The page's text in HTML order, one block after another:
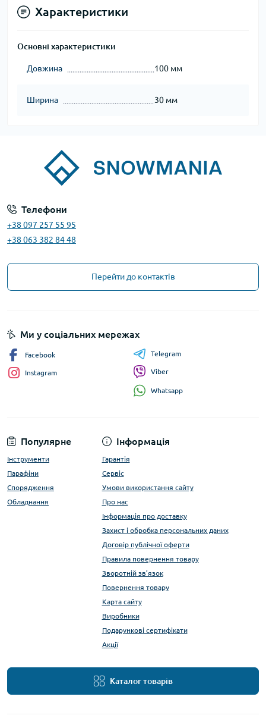
Характеристики
Основні характеристики
Довжина 100 мм
Ширина 30 мм
Телефони
+38 097 257 55 95
+38 063 382 84 48
Перейти до контактів
Популярне
Інструменти
Парафіни
Спорядження
Обладнання
Інформація
Гарантія
Сервіс
Умови використання сайту
Про нас
Інформація про доставку
Захист і обробка персональних даних
Договір публічної оферти
Правила повернення товару
Зворотній зв’язок
Повернення товару
Карта сайту
Виробники
Подарункові сертифікати
Акції
Каталог товарів
Ми у соціальних мережах
Facebook
Instagram
Telegram
Viber
Whatsapp